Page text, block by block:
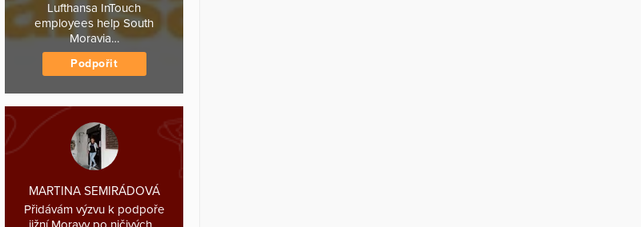
Lufthansa InTouch
employees help South
Moravia…
Podpořit
MARTINA SEMIRÁDOVÁ
Přidávám výzvu k podpoře